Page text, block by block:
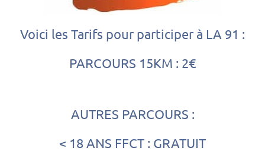
Voici les Tarifs pour participer à LA 91 :
PARCOURS 15KM : 2€
AUTRES PARCOURS :
< 18 ANS FFCT : GRATUIT